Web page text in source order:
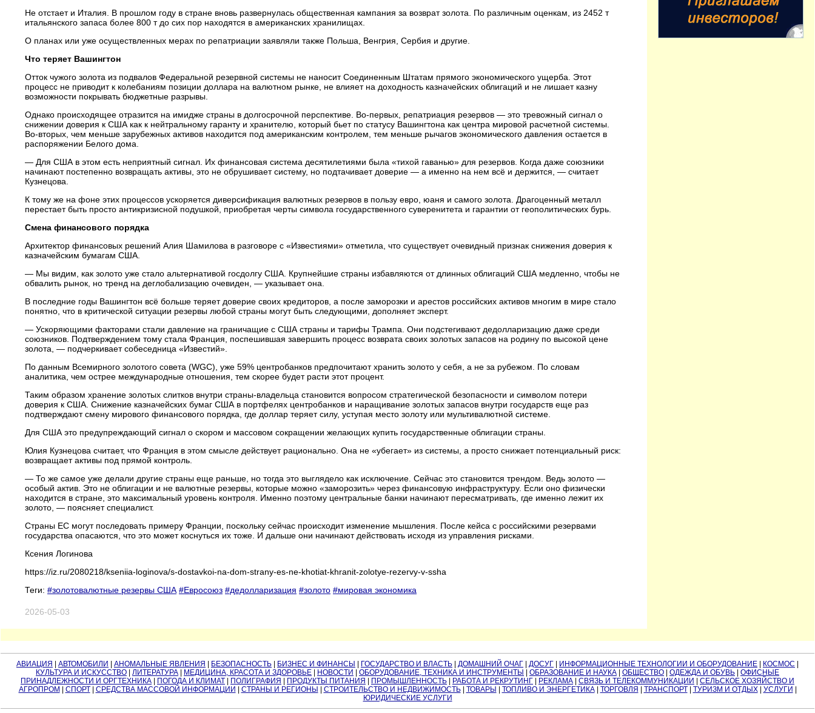
Не отстает и Италия. В прошлом году в стране вновь развернулась общественная кампания за возврат золота. По различным оценкам, из 2452 т
итальянского запаса более 800 т до сих пор находятся в американских хранилищах.
О планах или уже осуществленных мерах по репатриации заявляли также Польша, Венгрия, Сербия и другие.
Что теряет Вашингтон
Отток чужого золота из подвалов Федеральной резервной системы не наносит Соединенным Штатам прямого экономического ущерба. Этот
процесс не приводит к колебаниям позиции доллара на валютном рынке, не влияет на доходность казначейских облигаций и не лишает казну
возможности покрывать бюджетные разрывы.
Однако происходящее отразится на имидже страны в долгосрочной перспективе. Во-первых, репатриация резервов — это тревожный сигнал о
снижении доверия к США как к нейтральному гаранту и хранителю, который бьет по статусу Вашингтона как центра мировой расчетной системы.
Во-вторых, чем меньше зарубежных активов находится под американским контролем, тем меньше рычагов экономического давления остается в
распоряжении Белого дома.
— Для США в этом есть неприятный сигнал. Их финансовая система десятилетиями была «тихой гаванью» для резервов. Когда даже союзники
начинают постепенно возвращать активы, это не обрушивает систему, но подтачивает доверие — а именно на нем всё и держится, — считает
Кузнецова.
К тому же на фоне этих процессов ускоряется диверсификация валютных резервов в пользу евро, юаня и самого золота. Драгоценный металл
перестает быть просто антикризисной подушкой, приобретая черты символа государственного суверенитета и гарантии от геополитических бурь.
Смена финансового порядка
Архитектор финансовых решений Алия Шамилова в разговоре с «Известиями» отметила, что существует очевидный признак снижения доверия к
казначейским бумагам США.
— Мы видим, как золото уже стало альтернативой госдолгу США. Крупнейшие страны избавляются от длинных облигаций США медленно, чтобы не
обвалить рынок, но тренд на деглобализацию очевиден, — указывает она.
В последние годы Вашингтон всё больше теряет доверие своих кредиторов, а после заморозки и арестов российских активов многим в мире стало
понятно, что в критической ситуации резервы любой страны могут быть следующими, дополняет эксперт.
— Ускоряющими факторами стали давление на граничащие с США страны и тарифы Трампа. Они подстегивают дедолларизацию даже среди
союзников. Подтверждением тому стала Франция, поспешившая завершить процесс возврата своих золотых запасов на родину по высокой цене
золота, — подчеркивает собеседница «Известий».
По данным Всемирного золотого совета (WGС), уже 59% центробанков предпочитают хранить золото у себя, а не за рубежом. По словам
аналитика, чем острее международные отношения, тем скорее будет расти этот процент.
Таким образом хранение золотых слитков внутри страны-владельца становится вопросом стратегической безопасности и символом потери
доверия к США. Снижение казначейских бумаг США в портфелях центробанков и наращивание золотых запасов внутри государств еще раз
подтверждают смену мирового финансового порядка, где доллар теряет силу, уступая место золоту или мультивалютной системе.
Для США это предупреждающий сигнал о скором и массовом сокращении желающих купить государственные облигации страны.
Юлия Кузнецова считает, что Франция в этом смысле действует рационально. Она не «убегает» из системы, а просто снижает потенциальный риск:
возвращает активы под прямой контроль.
— То же самое уже делали другие страны еще раньше, но тогда это выглядело как исключение. Сейчас это становится трендом. Ведь золото —
особый актив. Это не облигации и не валютные резервы, которые можно «заморозить» через финансовую инфраструктуру. Если оно физически
находится в стране, это максимальный уровень контроля. Именно поэтому центральные банки начинают пересматривать, где именно лежит их
золото, — поясняет специалист.
Страны ЕС могут последовать примеру Франции, поскольку сейчас происходит изменение мышления. После кейса с российскими резервами
государства опасаются, что это может коснуться их тоже. И дальше они начинают действовать исходя из управления рисками.
Ксения Логинова
https://iz.ru/2080218/kseniia-loginova/s-dostavkoi-na-dom-strany-es-ne-khotiat-khranit-zolotye-rezervy-v-ssha
Теги: #золотовалютные резервы США #Евросоюз #дедолларизация #золото #мировая экономика
2026-05-03
АВИАЦИЯ | АВТОМОБИЛИ | АНОМАЛЬНЫЕ ЯВЛЕНИЯ | БЕЗОПАСНОСТЬ | БИЗНЕС И ФИНАНСЫ | ГОСУДАРСТВО И ВЛАСТЬ | ДОМАШНИЙ ОЧАГ | ДОСУГ | ИНФОРМАЦИОННЫЕ ТЕХНОЛОГИИ И ОБОРУДОВАНИЕ | КОСМОС |
КУЛЬТУРА И ИСКУССТВО | ЛИТЕРАТУРА | МЕДИЦИНА, КРАСОТА И ЗДОРОВЬЕ | НОВОСТИ | ОБОРУДОВАНИЕ, ТЕХНИКА И ИНСТРУМЕНТЫ | ОБРАЗОВАНИЕ И НАУКА | ОБЩЕСТВО | ОДЕЖДА И ОБУВЬ | ОФИСНЫЕ
ПРИНАДЛЕЖНОСТИ И ОРГТЕХНИКА | ПОГОДА И КЛИМАТ | ПОЛИГРАФИЯ | ПРОДУКТЫ ПИТАНИЯ | ПРОМЫШЛЕННОСТЬ | РАБОТА И РЕКРУТИНГ | РЕКЛАМА | СВЯЗЬ И ТЕЛЕКОММУНИКАЦИИ | СЕЛЬСКОЕ ХОЗЯЙСТВО И
АГРОПРОМ | СПОРТ| СРЕДСТВА МАССОВОЙ ИНФОРМАЦИИ | СТРАНЫ И РЕГИОНЫ | СТРОИТЕЛЬСТВО И НЕДВИЖИМОСТЬ| ТОВАРЫ | ТОПЛИВО И ЭНЕРГЕТИКА| ТОРГОВЛЯ | ТРАНСПОРТ| ТУРИЗМ И ОТДЫХ| УСЛУГИ |
ЮРИДИЧЕСКИЕ УСЛУГИ